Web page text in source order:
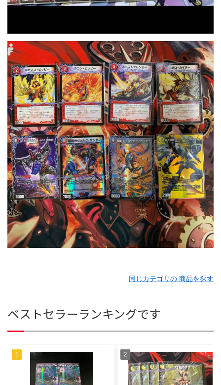
同じカテゴリの 商品を探す
ベストセラーランキングです